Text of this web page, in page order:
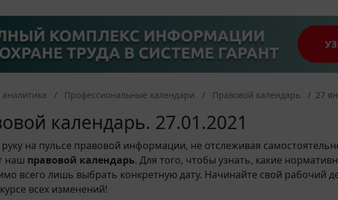
Профессиональные календари Правовой календарь 27
календарь. 27.01.2021
на пульсе правовой информации, не отслеживая
наш правовой календарь. Для того, чтобы узнать, какие
всего лишь выбрать конкретную дату. Начинайте свой рабочий
всех изменений!